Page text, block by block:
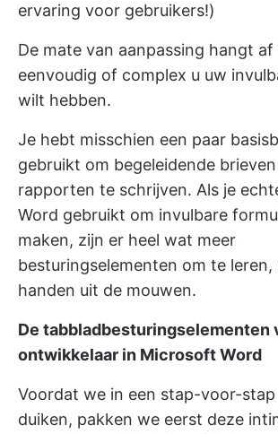
ervaring voor gebruikers!)
De mate van aanpassing hangt
eenvoudig of complex u uw
wilt hebben.
Je hebt misschien een paar
gebruikt om begeleidende
rapporten te schrijven. Als je
Word gebruikt om invulbare
maken, zijn er heel wat meer
besturingselementen om te leren,
handen uit de mouwen.
De tabbladbesturingselementen
ontwikkelaar in Microsoft Word
Voordat we in een stap-voor-
duiken, pakken we eerst deze